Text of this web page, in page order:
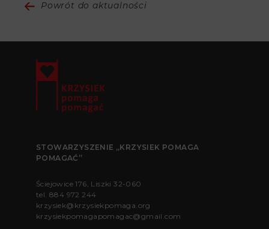
Powrót do aktualności
STOWARZYSZENIE „KRZYSIEK POMAGA
POMAGAĆ”
Ściejowice 176, Liszki 32-060
tel. 884 972 244
krzysiek@krzysiekpomaga.org
krzysiekpomagapomagac@gmail.com